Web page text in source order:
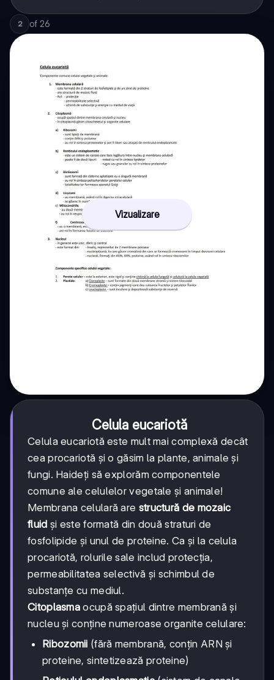
2 of 26
Vizualizare
Celula eucariotă
Celula eucariotă este mult mai complexă decât
cea procariotă și o găsim la plante, animale și
fungi. Haideți să explorăm componentele
comune ale celulelor vegetale și animale!
Membrana celulară are structură de mozaic
fluid și este formată din două straturi de
fosfolipide și unul de proteine. Ca și la celula
procariotă, rolurile sale includ protecția,
permeabilitatea selectivă și schimbul de
substanțe cu mediul.
Citoplasma ocupă spațiul dintre membrană și
nucleu și conține numeroase organite celulare:
Ribozomii (fără membrană, conțin ARN și
proteine, sintetizează proteine)